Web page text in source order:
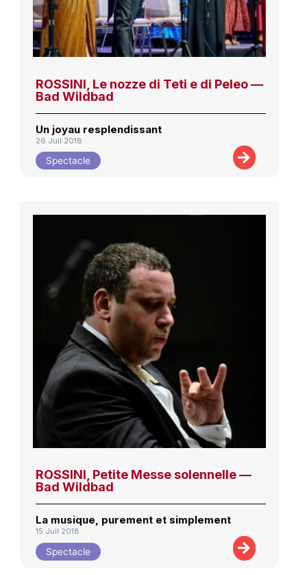
ROSSINI, Le nozze di Teti e di Peleo —
Bad Wildbad
Un joyau resplendissant
26 Juil 2018
Spectacle
ROSSINI, Petite Messe solennelle —
Bad Wildbad
La musique, purement et simplement
15 Juil 2018
Spectacle